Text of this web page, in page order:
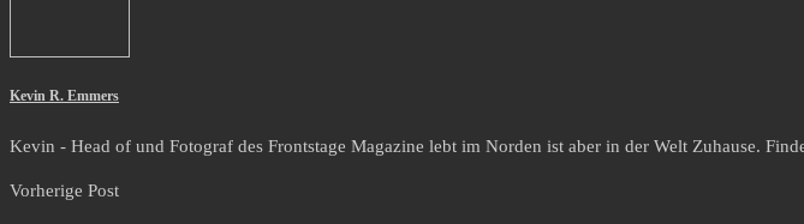
Kevin R. Emmers
Kevin - Head of und Fotograf des Frontstage Magazine lebt im Norden ist aber in der Welt Zuhause.
Vorherige Post